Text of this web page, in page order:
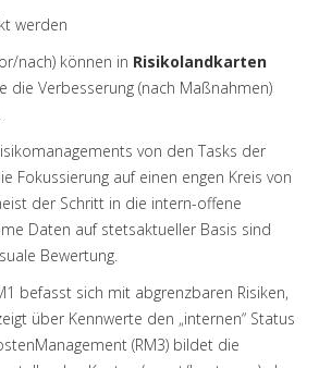
werden
nach) können in Risikolandkarten
die Verbesserung (nach Maßnahmen)
von den Tasks der
Fokussierung auf einen engen Kreis von
der Schritt in die intern-offene
Daten auf stetsaktueller Basis sind
Bewertung.
befasst sich mit abgrenzbaren Risiken,
über Kennwerte den „internen“ Status
(RM3) bildet die